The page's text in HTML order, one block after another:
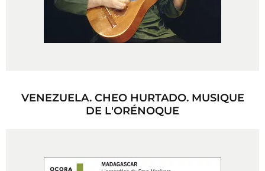
VENEZUELA. CHEO HURTADO. MUSIQUE
DE L'ORÉNOQUE